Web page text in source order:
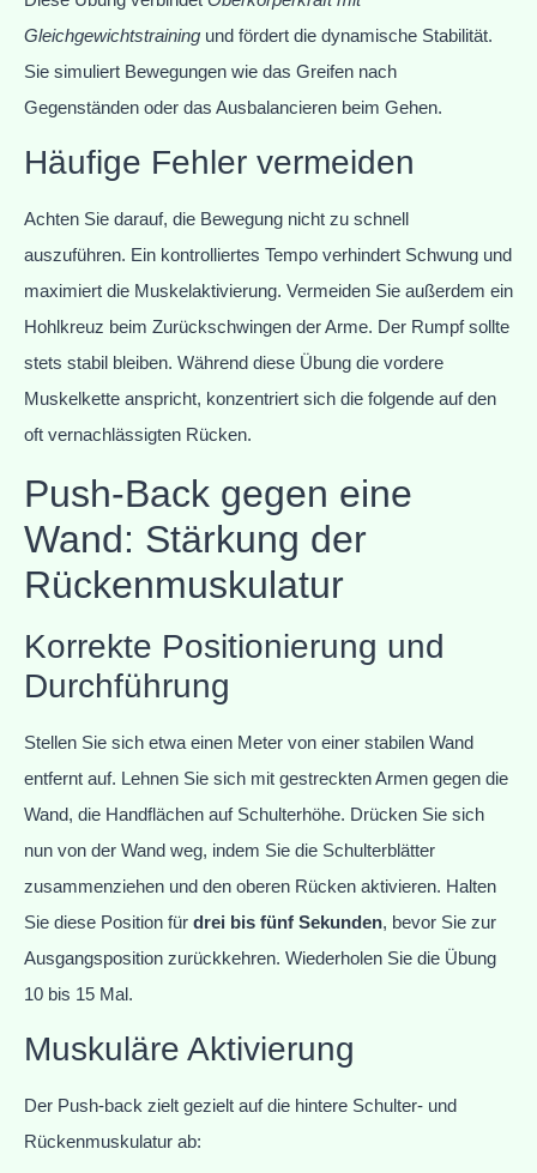
Gleichgewichtstraining und fördert die dynamische Stabilität.
Sie simuliert Bewegungen wie das Greifen nach
Gegenständen oder das Ausbalancieren beim Gehen.
Häufige Fehler vermeiden
Achten Sie darauf, die Bewegung nicht zu schnell
auszuführen. Ein kontrolliertes Tempo verhindert Schwung und
maximiert die Muskelaktivierung. Vermeiden Sie außerdem ein
Hohlkreuz beim Zurückschwingen der Arme. Der Rumpf sollte
stets stabil bleiben. Während diese Übung die vordere
Muskelkette anspricht, konzentriert sich die folgende auf den
oft vernachlässigten Rücken.
Push-Back gegen eine
Wand: Stärkung der
Rückenmuskulatur
Korrekte Positionierung und
Durchführung
Stellen Sie sich etwa einen Meter von einer stabilen Wand
entfernt auf. Lehnen Sie sich mit gestreckten Armen gegen die
Wand, die Handflächen auf Schulterhöhe. Drücken Sie sich
nun von der Wand weg, indem Sie die Schulterblätter
zusammenziehen und den oberen Rücken aktivieren. Halten
Sie diese Position für drei bis fünf Sekunden, bevor Sie zur
Ausgangsposition zurückkehren. Wiederholen Sie die Übung
10 bis 15 Mal.
Muskuläre Aktivierung
Der Push-back zielt gezielt auf die hintere Schulter- und
Rückenmuskulatur ab: